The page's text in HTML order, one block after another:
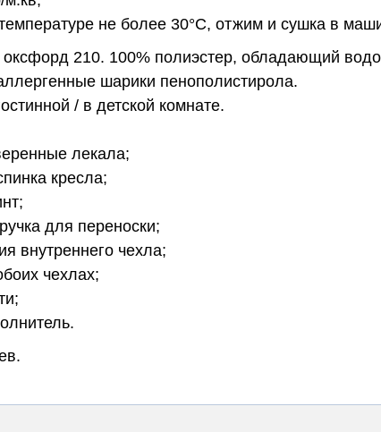
не более 30°С, отжим и сушка в
оксфорд 210. 100% полиэстер, обладающий
шарики пенополистирола.
/ в детской комнате.
лекала;
кресла;
для переноски;
внутреннего чехла;
чехлах;